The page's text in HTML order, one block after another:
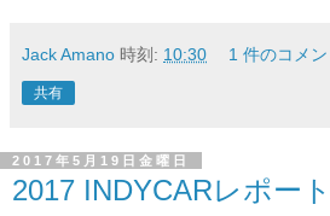
Jack Amano 時刻: 10:30 1 件のコメ
共有
2017年5月19日金曜日
2017 INDYCARレポー